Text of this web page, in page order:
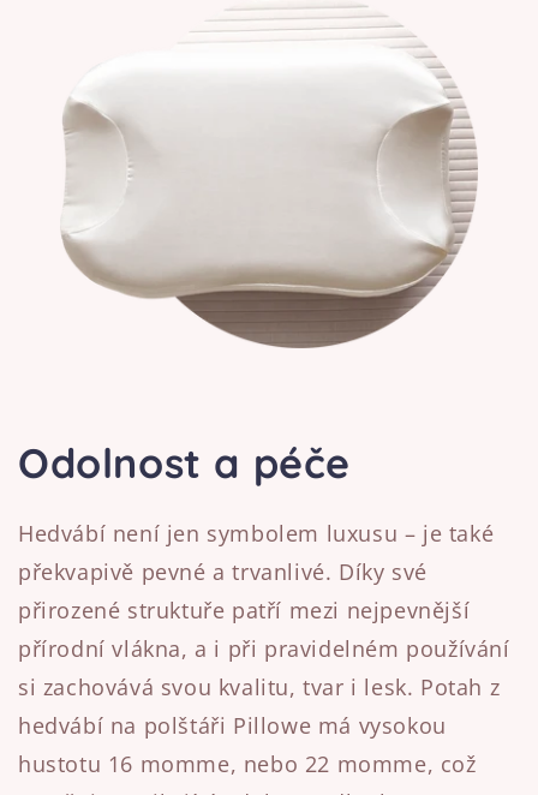
Odolnost a péče
Hedvábí není jen symbolem luxusu – je také
překvapivě pevné a trvanlivé. Díky své
přirozené struktuře patří mezi nejpevnější
přírodní vlákna, a i při pravidelném používání
si zachovává svou kvalitu, tvar i lesk. Potah z
hedvábí na polštáři Pillowe má vysokou
hustotu 16 momme, nebo 22 momme, což